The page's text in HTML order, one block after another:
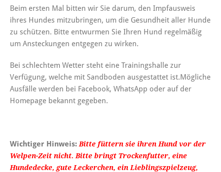
Beim ersten Mal bitten wir Sie darum, den Impfausweis
ihres Hundes mitzubringen, um die Gesundheit aller Hunde
zu schützen. Bitte entwurmen Sie Ihren Hund regelmäßig
um Ansteckungen entgegen zu wirken.
Bei schlechtem Wetter steht eine Trainingshalle zur
Verfügung, welche mit Sandboden ausgestattet ist.Mögliche
Ausfälle werden bei Facebook, WhatsApp oder auf der
Homepage bekannt gegeben.
Wichtiger Hinweis: Bitte füttern sie ihren Hund vor der
Welpen-Zeit nicht. Bitte bringt Trockenfutter, eine
Hundedecke, gute Leckerchen, ein Lieblingszpielzeug,